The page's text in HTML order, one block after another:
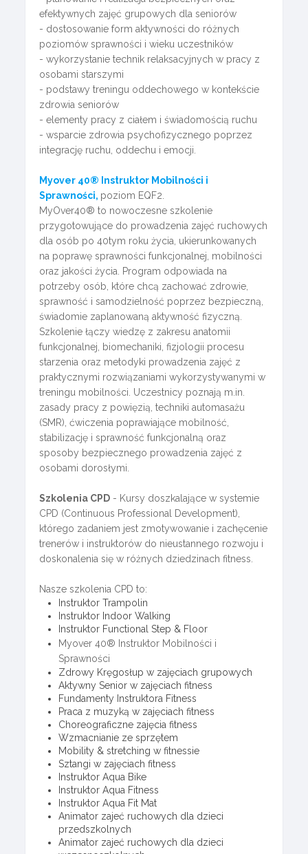
efektywnych zajęć grupowych dla seniorów
- dostosowanie form aktywności do różnych
poziomów sprawności i wieku uczestników
- wykorzystanie technik relaksacyjnych w pracy z
osobami starszymi
- podstawy treningu oddechowego w kontekście
zdrowia seniorów
- elementy pracy z ciałem i świadomością ruchu
- wsparcie zdrowia psychofizycznego poprzez
integrację ruchu, oddechu i emocji.
Myover 40® Instruktor Mobilności i
Sprawności, poziom EQF2.
MyOver40® to nowoczesne szkolenie
przygotowujące do prowadzenia zajęć ruchowych
dla osób po 40tym roku życia, ukierunkowanych
na poprawę sprawności funkcjonalnej, mobilności
oraz jakości życia. Program odpowiada na
potrzeby osób, które chcą zachować zdrowie,
sprawność i samodzielność poprzez bezpieczną,
świadomie zaplanowaną aktywność fizyczną.
Szkolenie łączy wiedzę z zakresu anatomii
funkcjonalnej, biomechaniki, fizjologii procesu
starzenia oraz metodyki prowadzenia zajęć z
praktycznymi rozwiązaniami wykorzystywanymi w
treningu mobilności. Uczestnicy poznają m.in.
zasady pracy z powięzią, techniki automasażu
(SMR), ćwiczenia poprawiające mobilność,
stabilizację i sprawność funkcjonalną oraz
sposoby bezpiecznego prowadzenia zajęć z
osobami dorosłymi.
Szkolenia CPD - Kursy doszkalające w systemie
CPD (Continuous Professional Development),
którego zadaniem jest zmotywowanie i zachęcenie
trenerów i instruktorów do nieustannego rozwoju i
doskonalenia się w różnych dziedzinach fitness.
Nasze szkolenia CPD to:
Instruktor Trampolin
Instruktor Indoor Walking
Instruktor Functional Step & Floor
Myover 40® Instruktor Mobilności i
Sprawności
Zdrowy Kręgosłup w zajęciach grupowych
Aktywny Senior w zajęciach fitness
Fundamenty Instruktora Fitness
Praca z muzyką w zajęciach fitness
Choreograficzne zajęcia fitness
Wzmacnianie ze sprzętem
Mobility & stretching w fitnessie
Sztangi w zajęciach fitness
Instruktor Aqua Bike
Instruktor Aqua Fitness
Instruktor Aqua Fit Mat
Animator zajeć ruchowych dla dzieci
przedszkolnych
Animator zajeć ruchowych dla dzieci